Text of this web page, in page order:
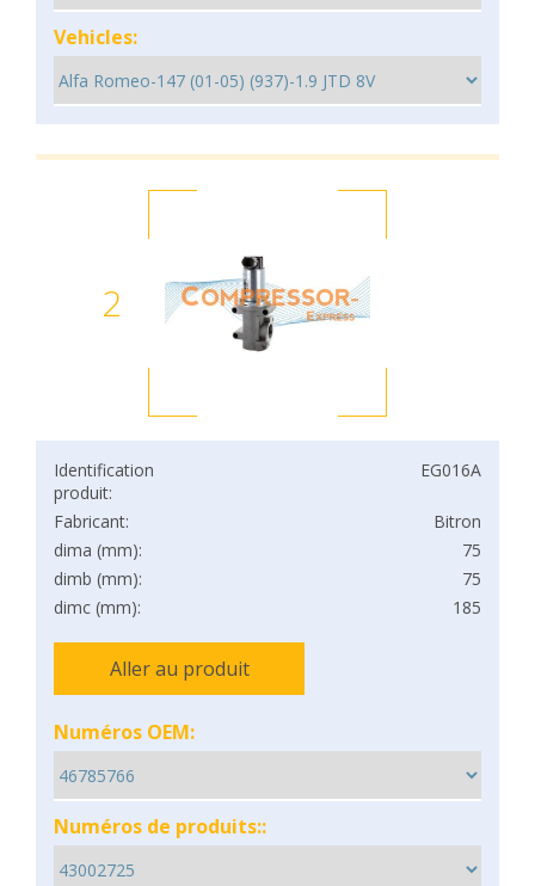
Vehicles:
2
Identification
produit:
EG016A
Fabricant:
Bitron
dima (mm):
75
dimb (mm):
75
dimc (mm):
185
Aller au produit
Numéros OEM:
Numéros de produits::